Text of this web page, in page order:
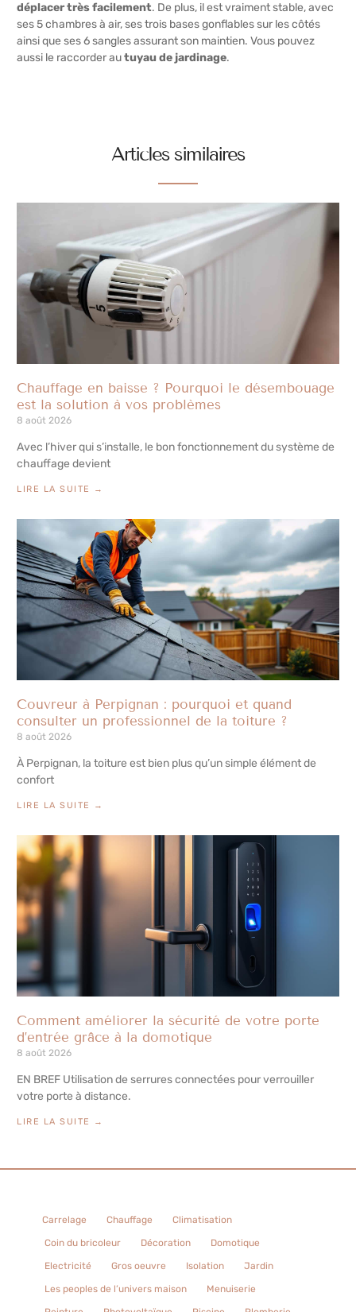
déplacer trèsfacilement. De plus, il est vraiment stable, avec
ses 5 chambres à air, ses trois bases gonflables sur les côtés
ainsi que ses 6 sangles assurant son maintien. Vous pouvez
aussi le raccorder autuyau de jardinage.
Articles similaires
Chauffage en baisse ? Pourquoi le désembouage
est la solution à vos problèmes
8 août 2026
Avec l’hiver qui s’installe, le bon fonctionnement du système de
chauffage devient
LIRE LA SUITE →
Couvreur à Perpignan : pourquoi et quand
consulter un professionnel de la toiture ?
8 août 2026
À Perpignan, la toiture est bien plus qu’un simple élément de
confort
LIRE LA SUITE →
Comment améliorer la sécurité de votre porte
d’entrée grâce à la domotique
8 août 2026
EN BREF Utilisation de serrures connectées pour verrouiller
votre porte à distance.
LIRE LA SUITE →
Carrelage Chauffage Climatisation
Coin du bricoleur Décoration Domotique
Electricité Gros oeuvre Isolation Jardin
Les peoples de l’univers maison Menuiserie